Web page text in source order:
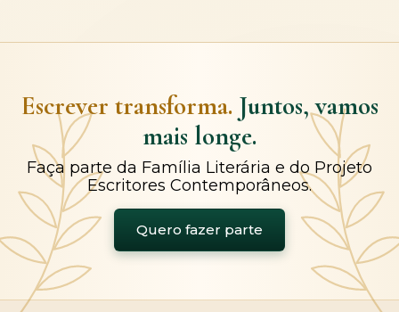
Escrever transforma. Juntos, vamos
mais longe.
Faça parte da Família Literária e do Projeto
Escritores Contemporâneos.
Quero fazer parte